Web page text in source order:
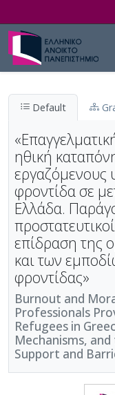
Default
ηθική
εργαζόμενους
φροντίδα σε
Ελλάδα.
επίδραση της
και των
φροντίδας»
Burnout and
Professionals
Refugees in
Mechanisms,
Support and